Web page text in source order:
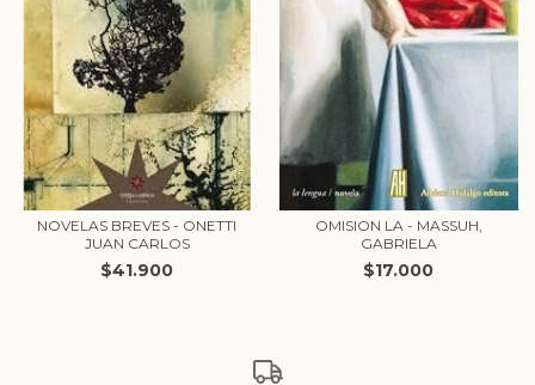
NOVELAS BREVES - ONETTI
JUAN CARLOS
$41.900
OMISION LA - MASSUH,
GABRIELA
$17.000